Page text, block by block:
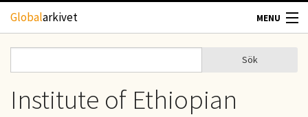
Hoppa till huvudinnehåll
Globalarkivet MENU
TIDSKRIFTER
Sökformulär
Sök
Institute of Ethiopian